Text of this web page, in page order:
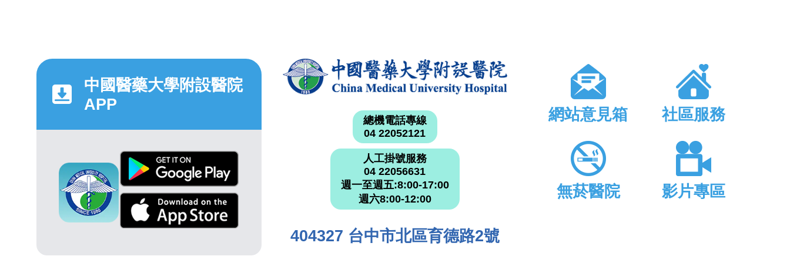
中國醫藥大學附設醫院
APP
總機電話專線
04 22052121
人工掛號服務
04 22056631
週一至週五:8:00-17:00
週六8:00-12:00
404327 台中市北區育德路2號
網站意見箱 社區服務
無菸醫院 影片專區